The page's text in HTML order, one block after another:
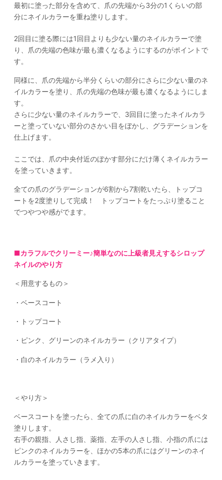
最初に塗った部分を含めて、爪の先端から3分の1くらいの部
分にネイルカラーを重ね塗りします。
2回目に塗る際には1回目よりも少ない量のネイルカラーで塗
り、爪の先端の色味が最も濃くなるようにするのがポイントで
す。
同様に、爪の先端から半分くらいの部分にさらに少ない量のネ
イルカラーを塗り、爪の先端の色味が最も濃くなるようにしま
す。
さらに少ない量のネイルカラーで、3回目に塗ったネイルカラ
ーと塗っていない部分のさかい目をぼかし、グラデーションを
仕上げます。
ここでは、爪の中央付近のぼかす部分にだけ薄くネイルカラー
を塗っていきます。
全ての爪のグラデーションが6割から7割乾いたら、トップコ
ートを2度塗りして完成！ トップコートをたっぷり塗ること
でつやつや感がでます。
■カラフルでクリーミー♪簡単なのに上級者見えするシロップ
ネイルのやり方
＜用意するもの＞
・ベースコート
・トップコート
・ピンク、グリーンのネイルカラー（クリアタイプ）
・白のネイルカラー（ラメ入り）
＜やり方＞
ベースコートを塗ったら、全ての爪に白のネイルカラーをベタ
塗りします。
右手の親指、人さし指、薬指、左手の人さし指、小指の爪には
ピンクのネイルカラーを、ほかの5本の爪にはグリーンのネイ
ルカラーを塗っていきます。